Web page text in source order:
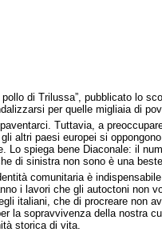
di Trilussa”, pubblicato lo
per quelle migliaia di
Tuttavia, a
altri paesi europei si
spiega bene Diaconale: il
di sinistra non sono è una
comunitaria è
i lavori che gli autoctoni non
italiani, che di procreare non
la sopravvivenza della nostra
storica di vita.